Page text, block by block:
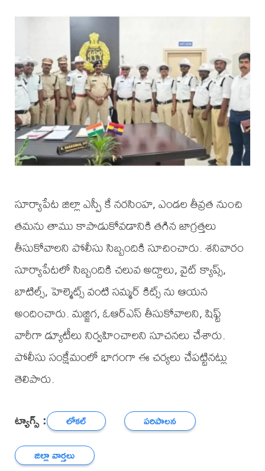
సూర్యాపేట జిల్లా ఎస్పీ కే నరసింహ, ఎండల తీవ్రత నుంచి
తమను తాము కాపాడుకోవడానికి తగిన జాగ్రత్తలు
తీసుకోవాలని పోలీసు సిబ్బందికి సూచించారు. శనివారం
సూర్యాపేటలో సిబ్బందికి చలువ అద్దాలు, వైట్ క్యాప్స్,
బాటిల్స్, హెల్మెట్స్ వంటి సమ్మర్ కిట్స్ ను ఆయన
అందించారు. మజ్జిగ, ఓఆర్ఎస్ తీసుకోవాలని, షిఫ్ట్
వారీగా డ్యూటీలు నిర్వహించాలని సూచనలు చేశారు.
పోలీసు సంక్షేమంలో భాగంగా ఈ చర్యలు చేపట్టినట్లు
తెలిపారు.
ట్యాగ్స్ : లోకల్
పరిపాలన
జిల్లా వార్తలు